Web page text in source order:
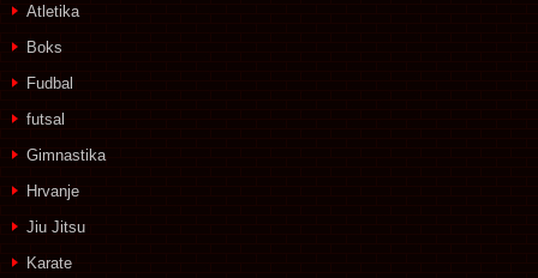
Atletika
Boks
Fudbal
futsal
Gimnastika
Hrvanje
Jiu Jitsu
Karate